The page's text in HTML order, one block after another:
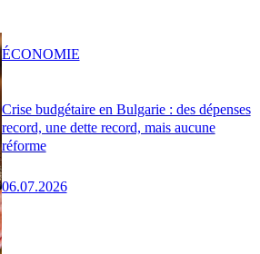
Crise budgétaire en Bulgarie : des dépenses
record, une dette record, mais aucune
réforme
06.07.2026
ÉCONOMIE